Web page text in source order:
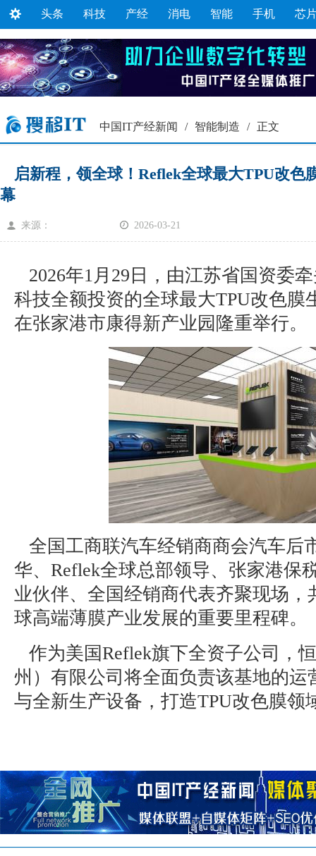
头条 科技 产经 消电 智能 手机 芯
中国IT产经新闻 / 智能制造 / 正文
启新程，领全球！Reflek全球最大TPU改色
幕
来源： 2026-03-21
2026年1月29日，由江苏省国资委
科技全额投资的全球最大TPU改色膜
在张家港市康得新产业园隆重举行。
全国工商联汽车经销商商会汽车后
华、Reflek全球总部领导、张家港保
业伙伴、全国经销商代表齐聚现场，
球高端薄膜产业发展的重要里程碑。
作为美国Reflek旗下全资子公司，
州）有限公司将全面负责该基地的运
与全新生产设备，打造TPU改色膜领